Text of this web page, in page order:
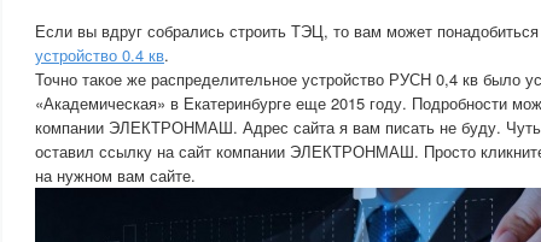
Если вы вдруг собрались строить ТЭЦ, то вам может
устройство 0.4 кв.
Точно такое же распределительное устройство РУСН 0,4 кв было
«Академическая» в Екатеринбурге еще 2015 году. Подробности
компании ЭЛЕКТРОНМАШ. Адрес сайта я вам писать не буду.
оставил ссылку на сайт компании ЭЛЕКТРОНМАШ. Просто
на нужном вам сайте.